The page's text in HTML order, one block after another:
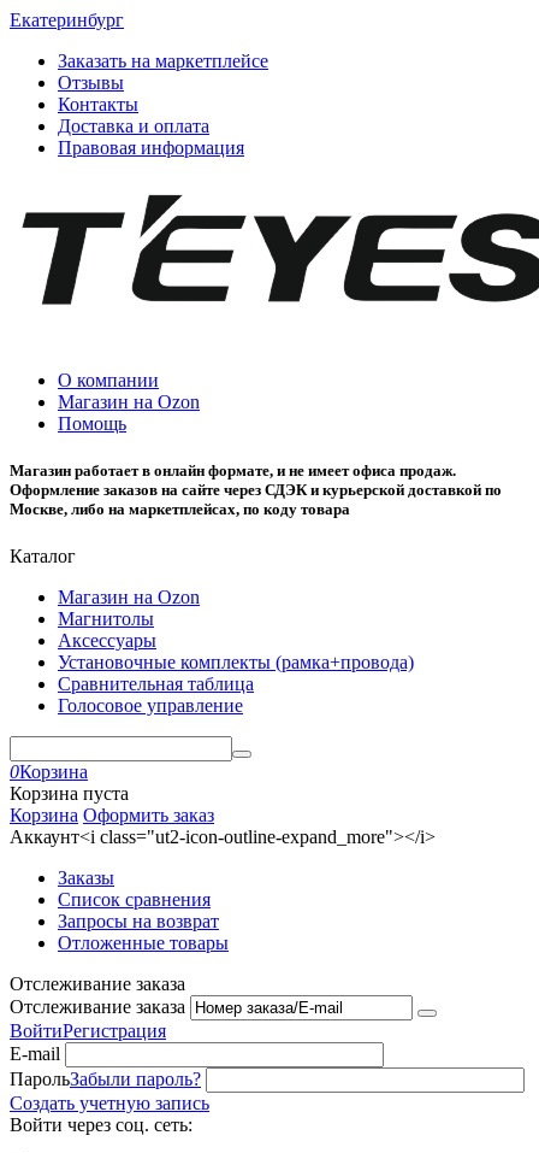
Екатеринбург
Заказать на маркетплейсе
Отзывы
Контакты
Доставка и оплата
Правовая информация
О компании
Магазин на Ozon
Помощь
Магазин работает в онлайн формате, и не имеет офиса продаж.
Оформление заказов на сайте через СДЭК и курьерской доставкой по
Москве, либо на маркетплейсах, по коду товара
Каталог
Магазин на Ozon
Магнитолы
Аксессуары
Установочные комплекты (рамка+провода)
Сравнительная таблица
Голосовое управление
0Корзина
Корзина пуста
Корзина Оформить заказ
Аккаунт<i class="ut2-icon-outline-expand_more"></i>
Заказы
Список сравнения
Запросы на возврат
Отложенные товары
Отслеживание заказа
Отслеживание заказа
ВойтиРегистрация
E-mail
ПарольЗабыли пароль?
Создать учетную запись
Войти через соц. сеть: